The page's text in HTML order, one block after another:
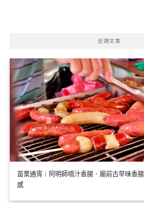
近期文章
苗栗通宵︱阿明師噴汁香腸．廟前古早味香
感